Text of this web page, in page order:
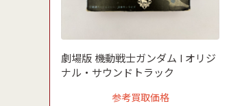
劇場版 機動戦士ガンダム I オリジ
ナル・サウンドトラック
参考買取価格